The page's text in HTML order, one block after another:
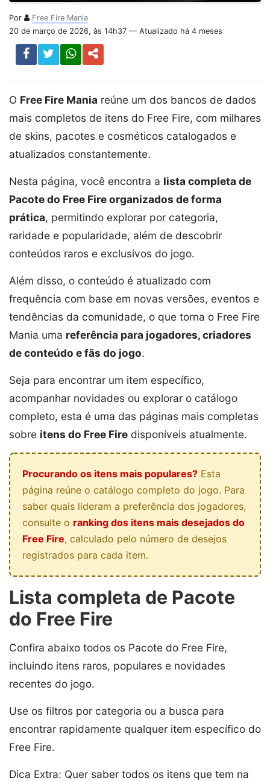
Por
Free Fire Mania
20 de março de 2026, às 14h37 — Atualizado há 4 meses
O Free Fire Mania reúne um dos bancos de dados
mais completos de itens do Free Fire, com milhares
de skins, pacotes e cosméticos catalogados e
atualizados constantemente.
Nesta página, você encontra a lista completa de
Pacote do Free Fire organizados de forma
prática, permitindo explorar por categoria,
raridade e popularidade, além de descobrir
conteúdos raros e exclusivos do jogo.
Além disso, o conteúdo é atualizado com
frequência com base em novas versões, eventos e
tendências da comunidade, o que torna o Free Fire
Mania uma referência para jogadores, criadores
de conteúdo e fãs do jogo.
Seja para encontrar um item específico,
acompanhar novidades ou explorar o catálogo
completo, esta é uma das páginas mais completas
sobre itens do Free Fire disponíveis atualmente.
Procurando os itens mais populares? Esta
página reúne o catálogo completo do jogo. Para
saber quais lideram a preferência dos jogadores,
consulte o ranking dos itens mais desejados do
Free Fire, calculado pelo número de desejos
registrados para cada item.
Lista completa de Pacote
do Free Fire
Confira abaixo todos os Pacote do Free Fire,
incluindo itens raros, populares e novidades
recentes do jogo.
Use os filtros por categoria ou a busca para
encontrar rapidamente qualquer item específico do
Free Fire.
Dica Extra: Quer saber todos os itens que tem na